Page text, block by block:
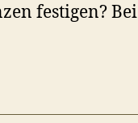
festigen? Bei